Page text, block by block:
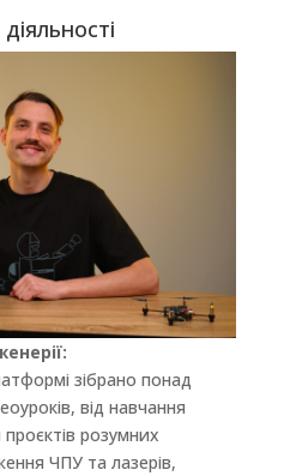
зібрано понад
від навчання
проєктів розумних
ЧПУ та лазерів,